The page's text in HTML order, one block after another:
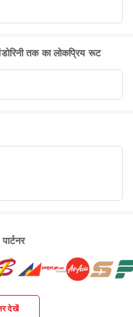
तक का लोकप्रिय रूट
देखें